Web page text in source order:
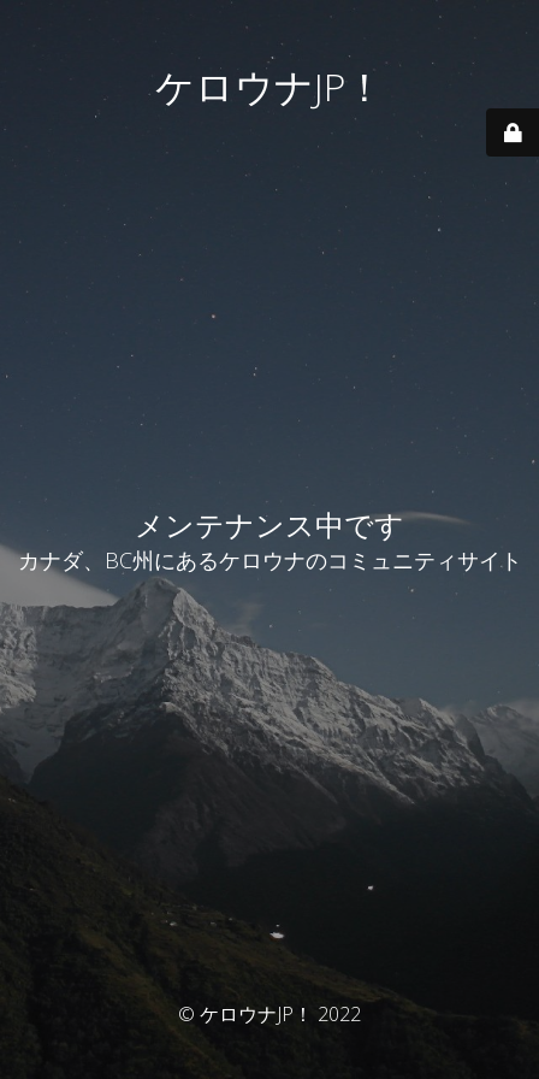
ケロウナJP！
メンテナンス中です
カナダ、BC州にあるケロウナのコミュニティサイト
© ケロウナJP！ 2022